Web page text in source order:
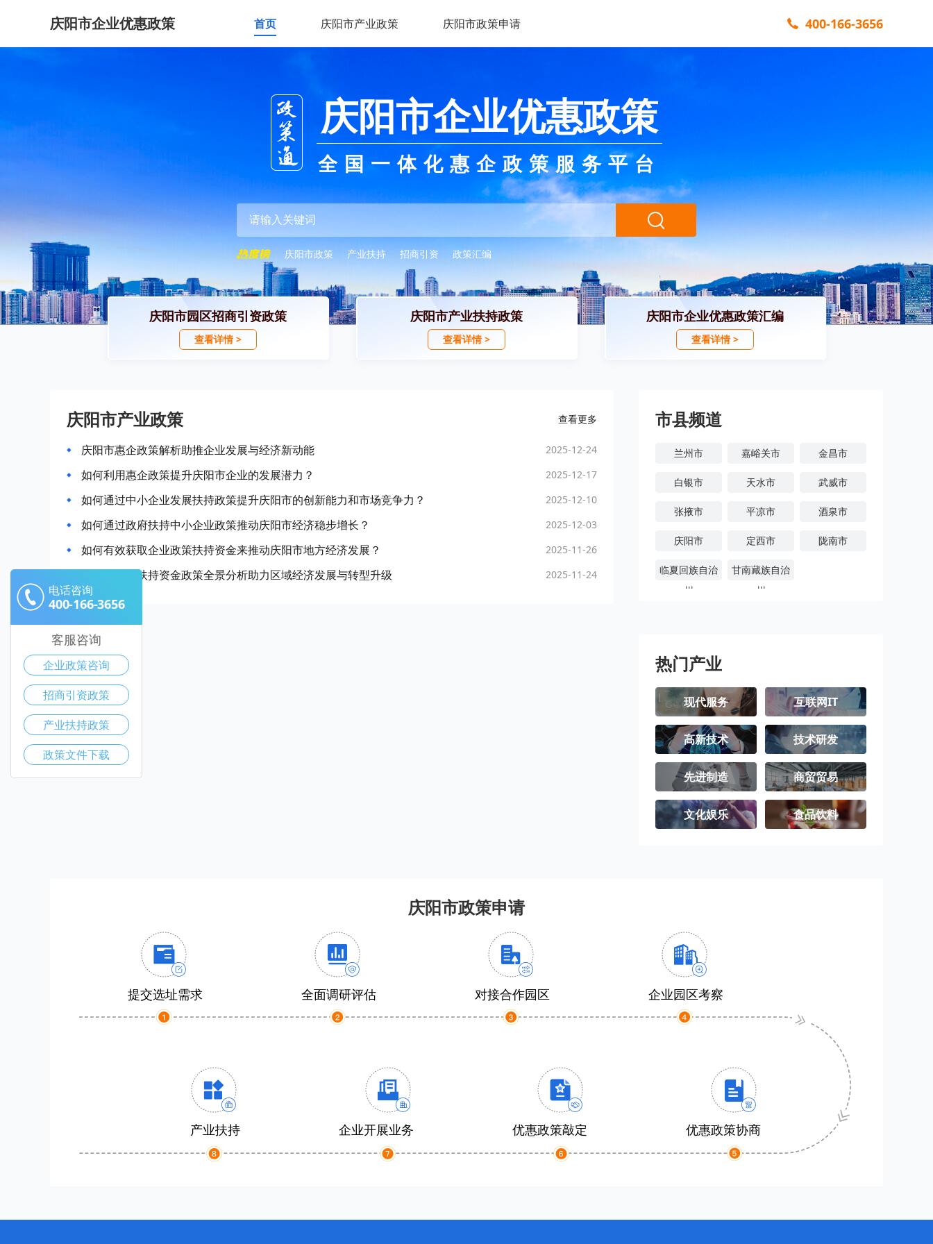
庆阳市企业优惠政策 首页 庆阳市产业政策 庆阳市政策申请 400-166-3656
庆阳市企业优惠政策
全国一体化惠企政策服务平台
庆阳市政策 产业扶持 招商引资 政策汇编
庆阳市园区招商引资政策
查看详情 >
庆阳市产业扶持政策
查看详情 >
庆阳市企业优惠政策汇编
查看详情 >
庆阳市产业政策 查看更多
庆阳市惠企政策解析助推企业发展与经济新动能 2025-12-24
如何利用惠企政策提升庆阳市企业的发展潜力？ 2025-12-17
如何通过中小企业发展扶持政策提升庆阳市的创新能力和市场竞争力？ 2025-12-10
如何通过政府扶持中小企业政策推动庆阳市经济稳步增长？ 2025-12-03
如何有效获取企业政策扶持资金来推动庆阳市地方经济发展？ 2025-11-26
庆阳市企业扶持资金政策全景分析助力区域经济发展与转型升级 2025-11-24
市县频道
兰州市 嘉峪关市 金昌市
白银市 天水市 武威市
张掖市 平凉市 酒泉市
庆阳市 定西市 陇南市
临夏回族自治
州
甘南藏族自治
州
热门产业
现代服务 互联网IT
高新技术 技术研发
先进制造 商贸贸易
文化娱乐 食品饮料
庆阳市政策申请
提交选址需求 全面调研评估 对接合作园区 企业园区考察
产业扶持 企业开展业务 优惠政策敲定 优惠政策协商
电话咨询
400-166-3656
客服咨询
企业政策咨询
招商引资政策
产业扶持政策
政策文件下载